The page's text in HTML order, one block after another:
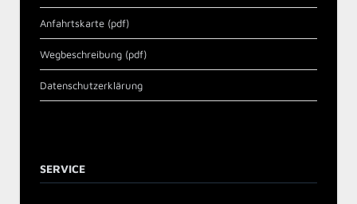
Anfahrtskarte (pdf)
Wegbeschreibung (pdf)
Datenschutzerklärung
SERVICE